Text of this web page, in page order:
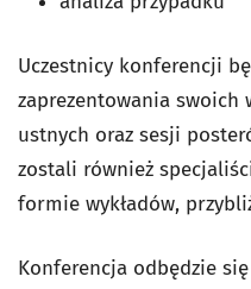
Uczestnicy konferencji
zaprezentowania swoich
ustnych oraz sesji
zostali również
formie wykładów,
Konferencja odbędzie